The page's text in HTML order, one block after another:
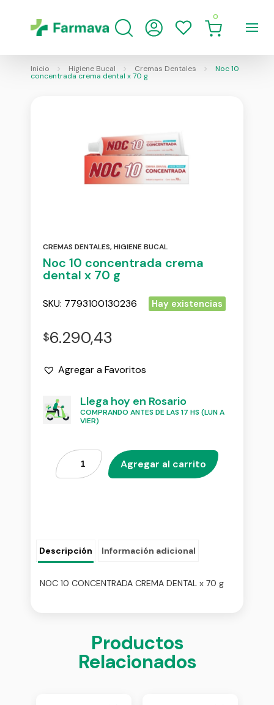
0
Inicio Higiene Bucal Cremas Dentales Noc 10
concentrada crema dental x 70 g
CREMAS DENTALES,HIGIENE BUCAL
Noc 10 concentrada crema
dental x 70 g
SKU: 7793100130236 Hay existencias
$6.290,43
Agregar a Favoritos
Llega hoy en Rosario
COMPRANDO ANTES DE LAS 17 HS (LUN A
VIER)
Agregar al carrito
Descripción Información adicional
NOC 10 CONCENTRADA CREMA DENTAL x 70 g
Productos
Relacionados